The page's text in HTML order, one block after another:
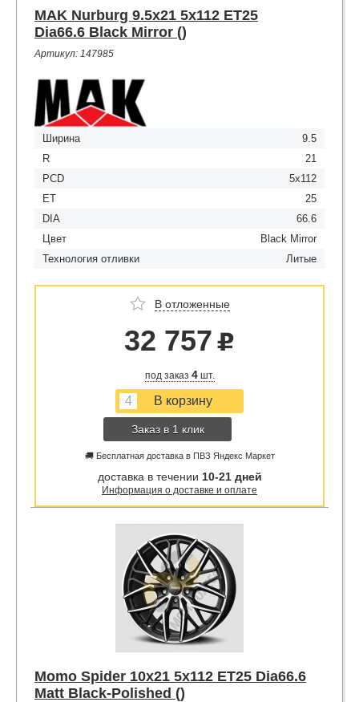
MAK Nurburg 9.5x21 5x112 ET25
Dia66.6 Black Mirror ()
Артикул: 147985
Ширина
9.5
R
21
PCD
5x112
ET
25
DIA
66.6
Цвет
Black Mirror
Технология отливки
Литые
В отложенные
32 757 u
под заказ 4шт.
Заказ в 1 клик
🚚 Бесплатная доставка в ПВЗ Яндекс Маркет
доставка в течении 10-21 дней
Информация о доставке и оплате
Momo Spider 10x21 5x112 ET25 Dia66.6
Matt Black-Polished ()